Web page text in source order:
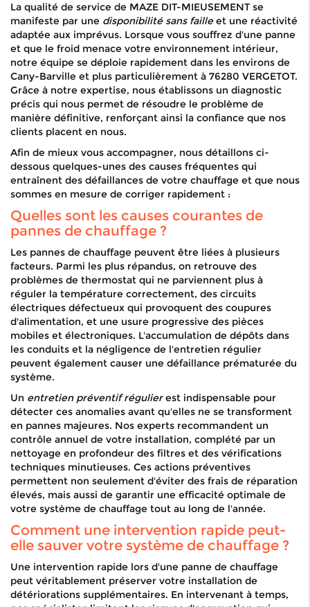
La qualité de service de MAZE DIT-MIEUSEMENT se
manifeste par une disponibilité sans failleet une réactivité
adaptée aux imprévus. Lorsque vous souffrez d'une panne
et que le froid menace votre environnement intérieur,
notre équipe se déploie rapidement dans les environs de
Cany-Barville et plus particulièrement à 76280 VERGETOT.
Grâce à notre expertise, nous établissons un diagnostic
précis qui nous permet de résoudre le problème de
manière définitive, renforçant ainsi la confiance que nos
clients placent en nous.
Afin de mieux vous accompagner, nous détaillons ci-
dessous quelques-unes des causes fréquentes qui
entraînent des défaillances de votre chauffage et que nous
sommes en mesure de corriger rapidement :
Quelles sont les causes courantes de
pannes de chauffage ?
Les pannes de chauffage peuvent être liées à plusieurs
facteurs. Parmi les plus répandus, on retrouve des
problèmes de thermostat qui ne parviennent plus à
réguler la température correctement, des circuits
électriques défectueux qui provoquent des coupures
d'alimentation, et une usure progressive des pièces
mobiles et électroniques. L'accumulation de dépôts dans
les conduits et la négligence de l'entretien régulier
peuvent également causer une défaillance prématurée du
système.
Un entretien préventif régulierest indispensable pour
détecter ces anomalies avant qu'elles ne se transforment
en pannes majeures. Nos experts recommandent un
contrôle annuel de votre installation, complété par un
nettoyage en profondeur des filtres et des vérifications
techniques minutieuses. Ces actions préventives
permettent non seulement d'éviter des frais de réparation
élevés, mais aussi de garantir une efficacité optimale de
votre système de chauffage tout au long de l'année.
Comment une intervention rapide peut-
elle sauver votre système de chauffage ?
Une intervention rapide lors d'une panne de chauffage
peut véritablement préserver votre installation de
détériorations supplémentaires. En intervenant à temps,